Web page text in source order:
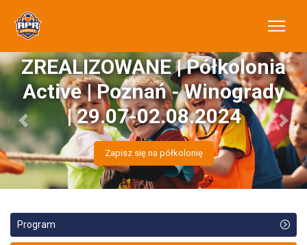
ZREALIZOWANE | Półkolonia
Active | Poznań - Winogrady
| 29.07-02.08.2024
Zapisz się na półkolonię
Previous Next
Program